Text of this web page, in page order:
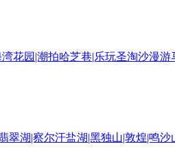
花园|潮拍哈芝巷|乐玩圣淘沙漫
翠湖|察尔汗盐湖|黑独山|敦煌|鸣